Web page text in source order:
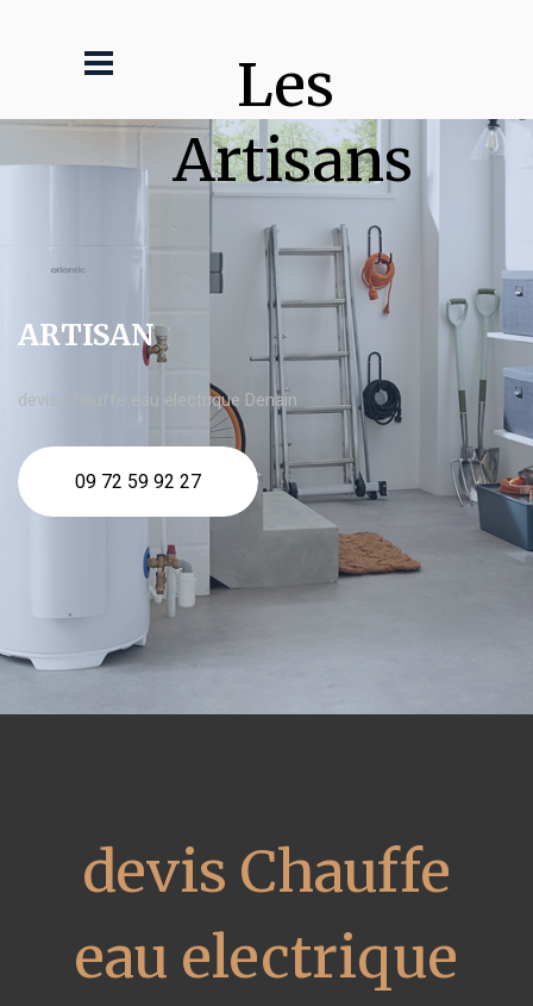
Les
Artisans
ARTISAN
devis Chauffe eau electrique Denain
09 72 59 92 27
devis Chauffe
eau electrique